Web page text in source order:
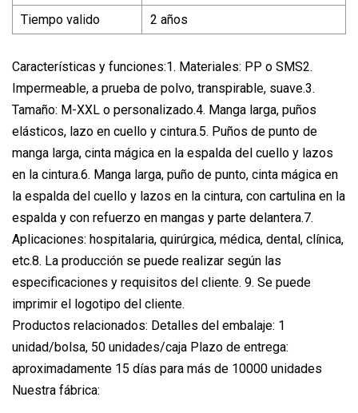
Tiempo valido 2 años
Características y funciones:1. Materiales: PP o SMS2.
Impermeable, a prueba de polvo, transpirable, suave.3.
Tamaño: M-XXL o personalizado.4. Manga larga, puños
elásticos, lazo en cuello y cintura.5. Puños de punto de
manga larga, cinta mágica en la espalda del cuello y lazos
en la cintura.6. Manga larga, puño de punto, cinta mágica en
la espalda del cuello y lazos en la cintura, con cartulina en la
espalda y con refuerzo en mangas y parte delantera.7.
Aplicaciones: hospitalaria, quirúrgica, médica, dental, clínica,
etc.8. La producción se puede realizar según las
especificaciones y requisitos del cliente. 9. Se puede
imprimir el logotipo del cliente.
Productos relacionados: Detalles del embalaje: 1
unidad/bolsa, 50 unidades/caja Plazo de entrega:
aproximadamente 15 días para más de 10000 unidades
Nuestra fábrica: